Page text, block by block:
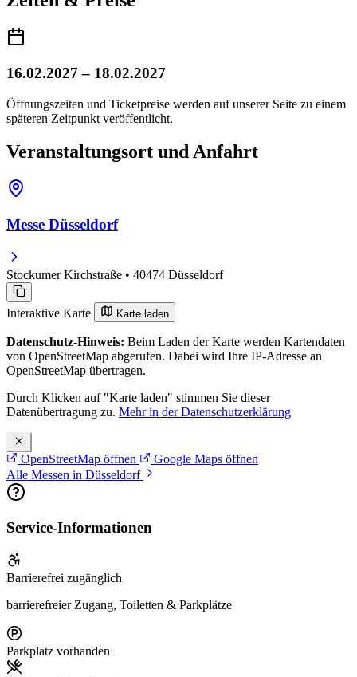
16.02.2027 – 18.02.2027
Öffnungszeiten und Ticketpreise werden auf unserer Seite zu einem
späteren Zeitpunkt veröffentlicht.
Veranstaltungsort und Anfahrt
Messe Düsseldorf
Stockumer Kirchstraße • 40474 Düsseldorf
Interaktive Karte Karte laden
Datenschutz-Hinweis: Beim Laden der Karte werden Kartendaten
von OpenStreetMap abgerufen. Dabei wird Ihre IP-Adresse an
OpenStreetMap übertragen.
Durch Klicken auf "Karte laden" stimmen Sie dieser
Datenübertragung zu. Mehr in der Datenschutzerklärung
OpenStreetMap öffnen
Google Maps öffnen
Alle Messen in Düsseldorf
Service-Informationen
Barrierefrei zugänglich
barrierefreier Zugang, Toiletten & Parkplätze
Parkplatz vorhanden